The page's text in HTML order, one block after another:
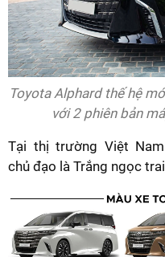
Toyota Alphard thế hệ
với 2 phiên bản
Tại thị trường Việt
chủ đạo là Trắng ngọc